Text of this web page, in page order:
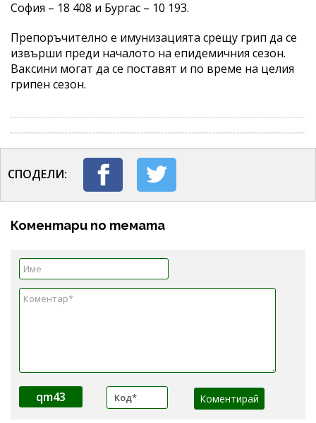
София – 18 408 и Бургас – 10 193.
Препоръчително е имунизацията срещу грип да се
извърши преди началото на епидемичния сезон.
Ваксини могат да се поставят и по време на целия
грипен сезон.
СПОДЕЛИ:
Коментари по темата
qm43